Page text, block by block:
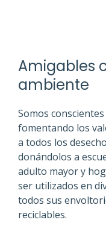
Amigables
ambiente
Somos
fomentando los
a todos los
donándolos a
adulto mayor y
ser utilizados en
todos sus
reciclables.